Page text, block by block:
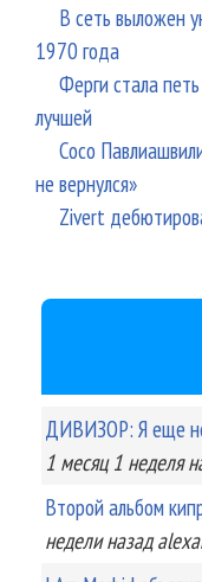
В сеть выложен
1970 года
Ферги стала
лучшей
Сосо
не вернулся»
Zivert
ДИВИЗОР: Я еще
1 месяц 1 неделя
Второй альбом
неделиназад